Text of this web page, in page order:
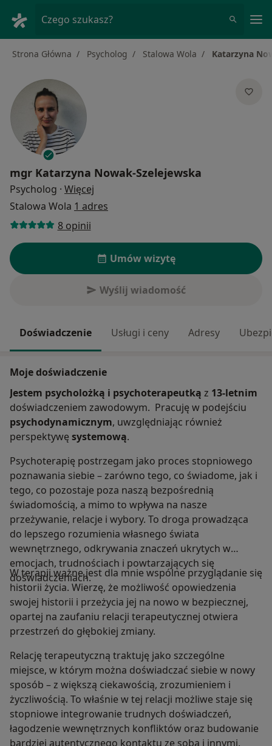
Czego szukasz?
Strona Główna Psycholog Stalowa Wola Katarzyna
mgr Katarzyna Nowak-Szelejewska
Psycholog · Więcej
Stalowa Wola 1 adres
8 opinii
Umów wizytę
Wyślij wiadomość
Doświadczenie Usługi i ceny Adresy
Moje doświadczenie
Jestem psycholożką i psychoterapeutką z 13-letnim
doświadczeniem zawodowym. Pracuję w podejściu
psychodynamicznym, uwzględniając również
perspektywę systemową.
Psychoterapię postrzegam jako proces stopniowego
poznawania siebie – zarówno tego, co świadome, jak i
tego, co pozostaje poza naszą bezpośrednią
świadomością, a mimo to wpływa na nasze
przeżywanie, relacje i wybory. To droga prowadząca
do lepszego rozumienia własnego świata
wewnętrznego, odkrywania znaczeń ukrytych w
emocjach, trudnościach i powtarzających się
doświadczeniach.
W terapii ważne jest dla mnie wspólne przyglądanie się
historii życia. Wierzę, że możliwość opowiedzenia
swojej historii i przeżycia jej na nowo w bezpiecznej,
opartej na zaufaniu relacji terapeutycznej otwiera
przestrzeń do głębokiej zmiany.
Relację terapeutyczną traktuję jako szczególne
miejsce, w którym można doświadczać siebie w nowy
sposób – z większą ciekawością, zrozumieniem i
życzliwością. To właśnie w tej relacji możliwe staje się
stopniowe integrowanie trudnych doświadczeń,
łagodzenie wewnętrznych konfliktów oraz budowanie
bardziej autentycznego kontaktu ze sobą i innymi.